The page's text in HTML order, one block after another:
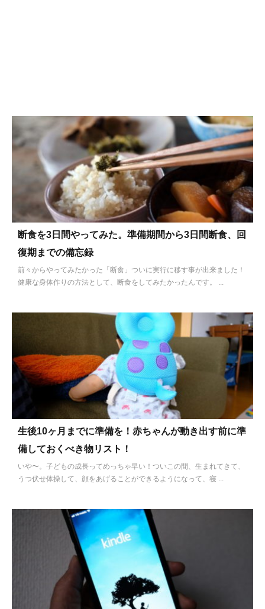
断食を3日間やってみた。準備期間から3日間断食、回
復期までの備忘録
前々からやってみたかった「断食」ついに実行に移す事が出来ました！
健康な身体作りの方法として、断食をしてみたかったんです。 ...
生後10ヶ月までに準備を！赤ちゃんが動き出す前に準
備しておくべき物リスト！
いや〜。子どもの成長ってめっちゃ早い！ついこの間、生まれてきて、
うつ伏せ体操して、顔をあげることができるようになって、寝 ...